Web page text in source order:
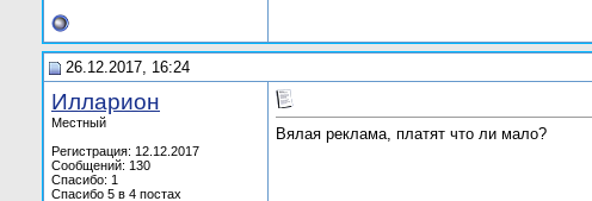
26.12.2017, 16:24
Илларион
Местный
Регистрация: 12.12.2017
Сообщений: 130
Спасибо: 1
Спасибо 5 в 4 постах
Вялая реклама, платят что ли мало?